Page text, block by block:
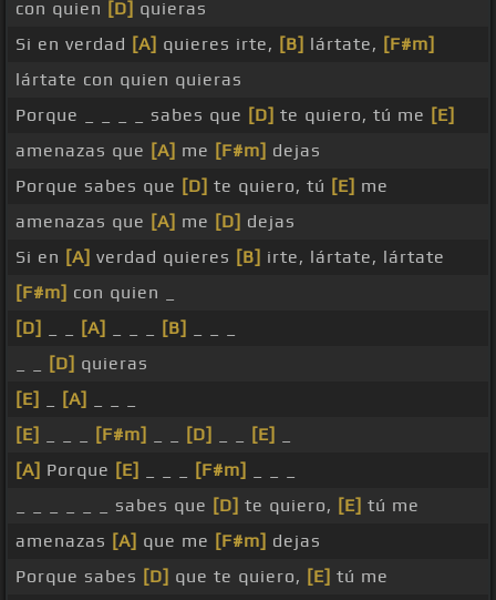
con quien [D] quieras
Si en verdad [A] quieres irte, [B] lártate, [F#m]
lártate con quien quieras
Porque _ _ _ _ sabes que [D] te quiero, tú me [E]
amenazas que [A] me [F#m] dejas
Porque sabes que [D] te quiero, tú [E] me
amenazas que [A] me [D] dejas
Si en [A] verdad quieres [B] irte, lártate, lártate
[F#m] con quien _
[D]
[A] [B]
[D] quieras
[E]
[A]
[E]
[F#m] [D] [E]
[A] Porque [E] [F#m]
_ _ _ _ _ _ sabes que [D] te quiero, [E] tú me
amenazas [A] que me [F#m] dejas
Porque sabes [D] que te quiero, [E] tú me